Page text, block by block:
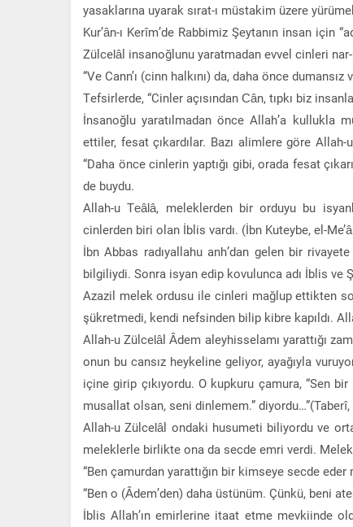
yasaklarına uyarak sırat-ı müstakim üzere
Kur’ân-ı Kerîm’de Rabbimiz Şeytanın insan için
Zülcelâl insanoğlunu yaratmadan evvel cinleri
“Ve Cann’ı (cinn halkını) da, daha önce
Tefsirlerde, “Cinler açısından Cân, tıpkı biz
İnsanoğlu yaratılmadan önce Allah’a kullukla
ettiler, fesat çıkardılar. Bazı alimlere göre
“Daha önce cinlerin yaptığı gibi, orada fesat
de buydu.
Allah-u Teâlâ, meleklerden bir orduyu bu
cinlerden biri olan İblis vardı. (İbn Kuteybe, el-
İbn Abbas radıyallahu anh’dan gelen bir
bilgiliydi. Sonra isyan edip kovulunca adı İblis ve
Azazil melek ordusu ile cinleri mağlup ettikten
şükretmedi, kendi nefsinden bilip kibre kapıldı.
Allah-u Zülcelâl Âdem aleyhisselamı yarattığı
onun bu cansız heykeline geliyor, ayağıyla
içine girip çıkıyordu. O kupkuru çamura, “Sen
musallat olsan, seni dinlemem.”
Allah-u Zülcelâl ondaki husumeti biliyordu ve
meleklerle birlikte ona da secde emri verdi.
“Ben çamurdan yarattığın bir kimseye secde
“Ben o (Âdem’den) daha üstünüm. Çünkü, beni
İblis Allah’ın emirlerine itaat etme mevkiinde